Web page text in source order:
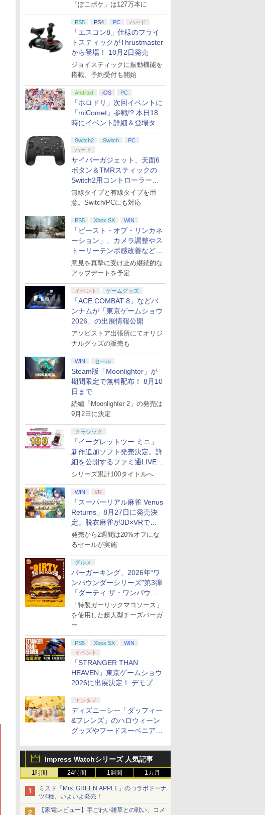
「ぽこポケ」は127万本に
PS5 PS4 PC ハード
「エスコン8」仕様のフライ
トスティックがThrustmaster
から登場！ 10月2日発売
ジョイスティックに振動機能を
搭載。予約受付も開始
Android iOS PC
「ホロドリ」次回イベントに
「miComet」参戦!? 本日18
時にイベント詳細＆登場タレ
ント公開
Switch2 Switch
PC
ハード
サイバーガジェット、天面6
ボタン＆TMRスティックの
Switch2用コントローラーを9
月下旬発売！
無線タイプと有線タイプを用
意。Switch/PCにも対応
PS5 Xbox SX WIN
「ビースト・オブ・リンカネ
ーション」、カメラ調整やス
トーリーテンポ感改善などの
アプデを1週間以内に実施
意見を真摯に受け止め継続的な
アップデートを予定
イベント ゲームグッズ
「ACE COMBAT 8」などバ
ンナムが「東京ゲームショウ
2026」の出展情報公開
アソビストア出張所にてオリジ
ナルグッズの販売も
WIN セール
Steam版「Moonlighter」が
期間限定で無料配布！ 8月10
日まで
続編「Moonlighter 2」の発売は
9月2日に決定
クラシック
「イーグレットツー ミニ」
新作追加ソフト発売決定。詳
細を公開するファミ通LIVEが
8月27日20時から配信
シリーズ累計100タイトルへ
WIN VR
「スーパーリアル麻雀 Venus
Returns」8月27日に発売決
定。脱衣麻雀が3D×VRで復
活
発売から2週間は20%オフにな
るセールが実施
グルメ
バーガーキング、2026年“ワ
ンパウンダーシリーズ”第3弾
「ダーティ ザ・ワンパウン
ダー」を8月7日発売
「特製ガーリックマヨソース」
を使用した超大型チーズバーガ
ー
PS5 Xbox SX
WIN
イベント
「STRANGER THAN
HEAVEN」東京ゲームショウ
2026に出展決定！ デモプレ
イや体験型展示も
エンタメ
ディズニーシー「ダッフィー
&フレンズ」のハロウィーン
グッズやフードスーベニアが
Impress Watchシリーズ 人気記事
1時間 24時間 1週間 1カ月
ミスド「Mrs. GREEN APPLE」のコラボドーナ
ツ4種、いよいよ発売！
【家電レビュー】手ごわい雑草との戦い、コメ